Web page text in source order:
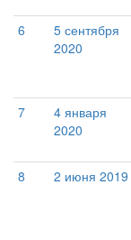
6
5 сентября
2020
7
4 января
2020
8
2 июня 2019